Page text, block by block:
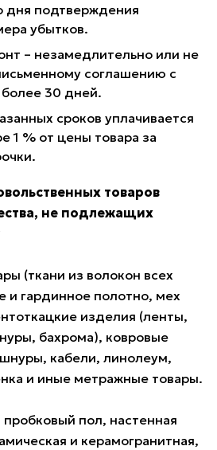
дня подтверждения
убытков.
– незамедлительно или не
соглашению с
30 дней.
сроков уплачивается
1 % от цены товара за
товаров
не подлежащих
(ткани из волокон всех
и гардинное полотно, мех
изделия (ленты,
бахрома), ковровые
кабели, линолеум,
и иные метражные товары.
пол, настенная
и керамогранитная,